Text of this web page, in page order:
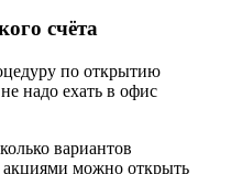
счёта
по открытию
надо ехать в офис
вариантов
акциями можно открыть